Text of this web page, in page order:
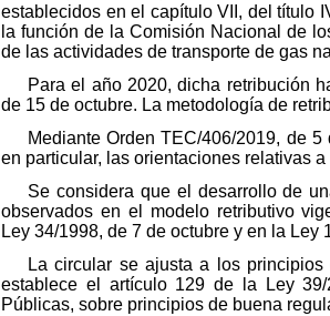
establecidos en el capítulo VII, del título
la función de la Comisión Nacional de
de las actividades de transporte de gas
Para el año 2020, dicha retribución
de 15 de octubre. La metodología de
Mediante Orden TEC/406/2019, de
en particular, las orientaciones relativas
Se considera que el desarrollo de
observados en el modelo retributivo
Ley 34/1998, de 7 de octubre y en la Ley
La circular se ajusta a los
establece el artículo 129 de la Ley
Públicas, sobre principios de buena